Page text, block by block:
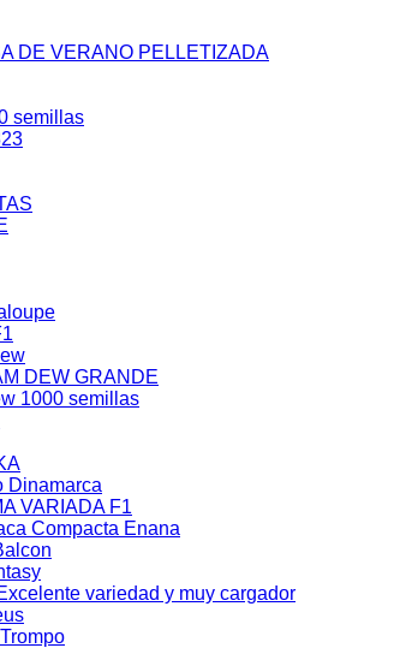
DE VERANO PELLETIZADA
semillas
DEW GRANDE
1000 semillas
Dinamarca
VARIADA F1
Compacta Enana
variedad y muy cargador